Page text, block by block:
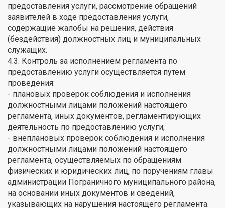
предоставления услуги, рассмотрение обращений
заявителей в ходе предоставления услуги,
содержащие жалобы на решения, действия
(бездействия) должностных лиц и муниципальных
служащих.
4.3. Контроль за исполнением регламента по
предоставлению услуги осуществляется путем
проведения:
- плановых проверок соблюдения и исполнения
должностными лицами положений настоящего
регламента, иных документов, регламентирующих
деятельность по предоставлению услуги;
- внеплановых проверок соблюдения и исполнения
должностными лицами положений настоящего
регламента, осуществляемых по обращениям
физических и юридических лиц, по поручениям главы
администрации Пограничного муниципального района,
на основании иных документов и сведений,
указывающих на нарушения настоящего регламента.